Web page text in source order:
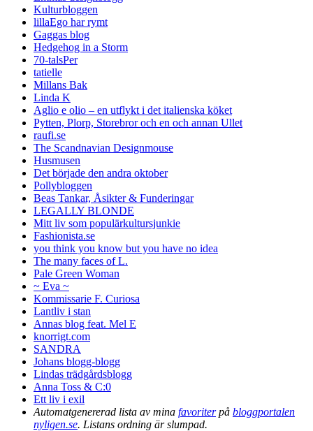
Kulturbloggen
lillaEgo har rymt
Gaggas blog
Hedgehog in a Storm
70-talsPer
tatielle
Millans Bak
Linda K
Aglio e olio – en utflykt i det italienska köket
Pytten, Plorp, Storebror och en och annan Ullet
raufi.se
The Scandnavian Designmouse
Husmusen
Det började den andra oktober
Pollybloggen
Beas Tankar, Åsikter & Funderingar
LEGALLY BLONDE
Mitt liv som populärkultursjunkie
Fashionista.se
you think you know but you have no idea
The many faces of L.
Pale Green Woman
~ Eva ~
Kommissarie F. Curiosa
Lantliv i stan
Annas blog feat. Mel E
knorrigt.com
SANDRA
Johans blogg-blogg
Lindas trädgårdsblogg
Anna Toss & C:0
Ett liv i exil
Automatgenererad lista av mina favoriterpå bloggportalen
nyligen.se. Listans ordning är slumpad.